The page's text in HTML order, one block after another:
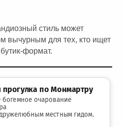
стиль может
вычурным для тех, кто ищет
формат.
прогулка по Монмартру
богемное очарование
местным гидом.